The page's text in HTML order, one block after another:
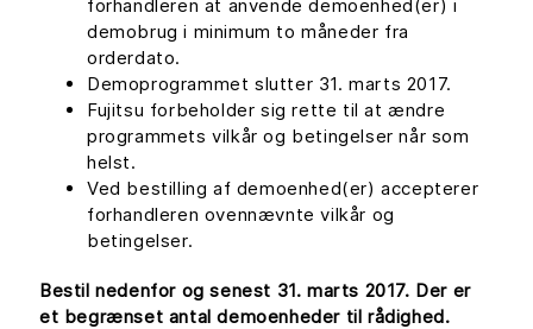
forhandleren at anvende demoenhed(er) i
demobrug i minimum to måneder fra
orderdato.
Demoprogrammet slutter 31. marts 2017.
Fujitsu forbeholder sig rette til at ændre
programmets vilkår og betingelser når som
helst.
Ved bestilling af demoenhed(er) accepterer
forhandleren ovennævnte vilkår og
betingelser.
Bestil nedenfor og senest 31. marts 2017. Der er
et begrænset antal demoenheder til rådighed.